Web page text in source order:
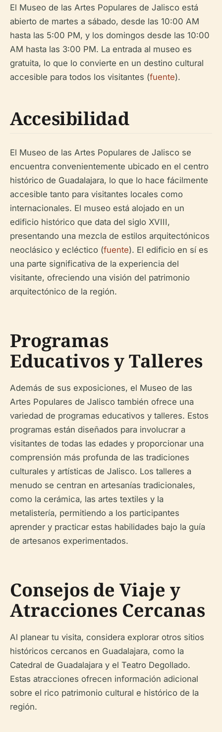
El Museo de las Artes Populares de Jalisco está
abierto de martes a sábado, desde las 10:00 AM
hasta las 5:00 PM, y los domingos desde las 10:00
AM hasta las 3:00 PM. La entrada al museo es
gratuita, lo que lo convierte en un destino cultural
accesible para todos los visitantes (fuente).
Accesibilidad
El Museo de las Artes Populares de Jalisco se
encuentra convenientemente ubicado en el centro
histórico de Guadalajara, lo que lo hace fácilmente
accesible tanto para visitantes locales como
internacionales. El museo está alojado en un
edificio histórico que data del siglo XVIII,
presentando una mezcla de estilos arquitectónicos
neoclásico y ecléctico (fuente). El edificio en sí es
una parte significativa de la experiencia del
visitante, ofreciendo una visión del patrimonio
arquitectónico de la región.
Programas
Educativos y Talleres
Además de sus exposiciones, el Museo de las
Artes Populares de Jalisco también ofrece una
variedad de programas educativos y talleres. Estos
programas están diseñados para involucrar a
visitantes de todas las edades y proporcionar una
comprensión más profunda de las tradiciones
culturales y artísticas de Jalisco. Los talleres a
menudo se centran en artesanías tradicionales,
como la cerámica, las artes textiles y la
metalistería, permitiendo a los participantes
aprender y practicar estas habilidades bajo la guía
de artesanos experimentados.
Consejos de Viaje y
Atracciones Cercanas
Al planear tu visita, considera explorar otros sitios
históricos cercanos en Guadalajara, como la
Catedral de Guadalajara y el Teatro Degollado.
Estas atracciones ofrecen información adicional
sobre el rico patrimonio cultural e histórico de la
región.